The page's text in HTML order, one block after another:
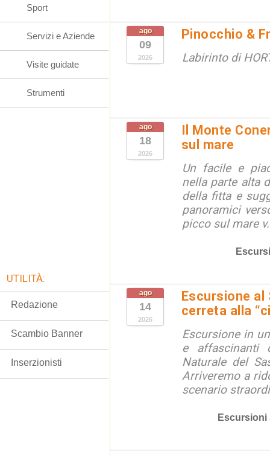
ago
09
2026
Pinocchio &
Labirinto di
ago
18
2026
Il Monte
sul mare
Un facile e
nella parte alta
della fitta e
panoramici
picco sul mare
ago
14
2026
Escursione al
cerreta alla
Escursione in
e affascinanti
Naturale del
Arriveremo a
scenario
Escursioni
Sport
Servizi e Aziende
Visite guidate
Strumenti
UTILITÀ:
Redazione
Scambio Banner
Inserzionisti